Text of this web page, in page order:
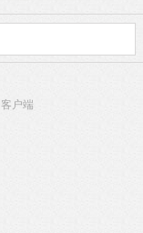
客户端